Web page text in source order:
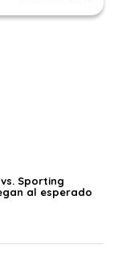
Sporting
al esperado